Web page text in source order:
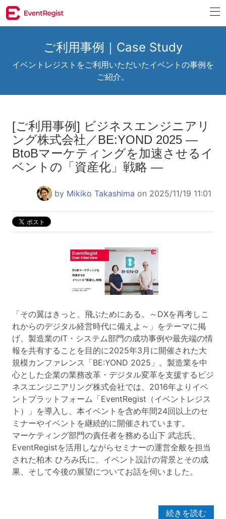
ご利用事例｜Case Study
イベントレジストをご利用いただいたイベントの事例を
ご紹介。
[ご利用事例] ビジネスエンジニアリ
ング株式会社／BE:YOND 2025 ―
BtoBマーケティングを加速させるイ
ベントの「資産化」戦略 ―
by Mikiko Takashima on 2025/11/19 11:01
「その翼はきっと、飛ぶためにある。～DXを再考しこ
れからのデジタル経営時代に備えよ～」をテーマに掲
げ、製造業のIT・システム部門の成功事例や最先端の情
報を共有することを目的に2025年3月に開催された大
規模カンファレンス「BE:YOND 2025」。製造業を中
心とした企業の業務改革・デジタル変革を支援するビジ
ネスエンジニアリング株式会社では、2016年よりイベ
ントプラットフォーム「EventRegist（イベントレジス
ト）」を導入し、本イベントを含め年間24回以上のセ
ミナーやイベントを継続的に開催されています。
マーケティング部門の責任者を務める山下 武志氏、
EventRegistを活用しながらセミナーの運営全般を担当
された柏木 ひろみ氏に、イベント設計の背景とその成
果、そして今後の展望についてお話を伺いました。
続きを読む